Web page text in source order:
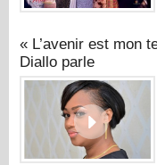
« L’avenir est mon
Diallo parle